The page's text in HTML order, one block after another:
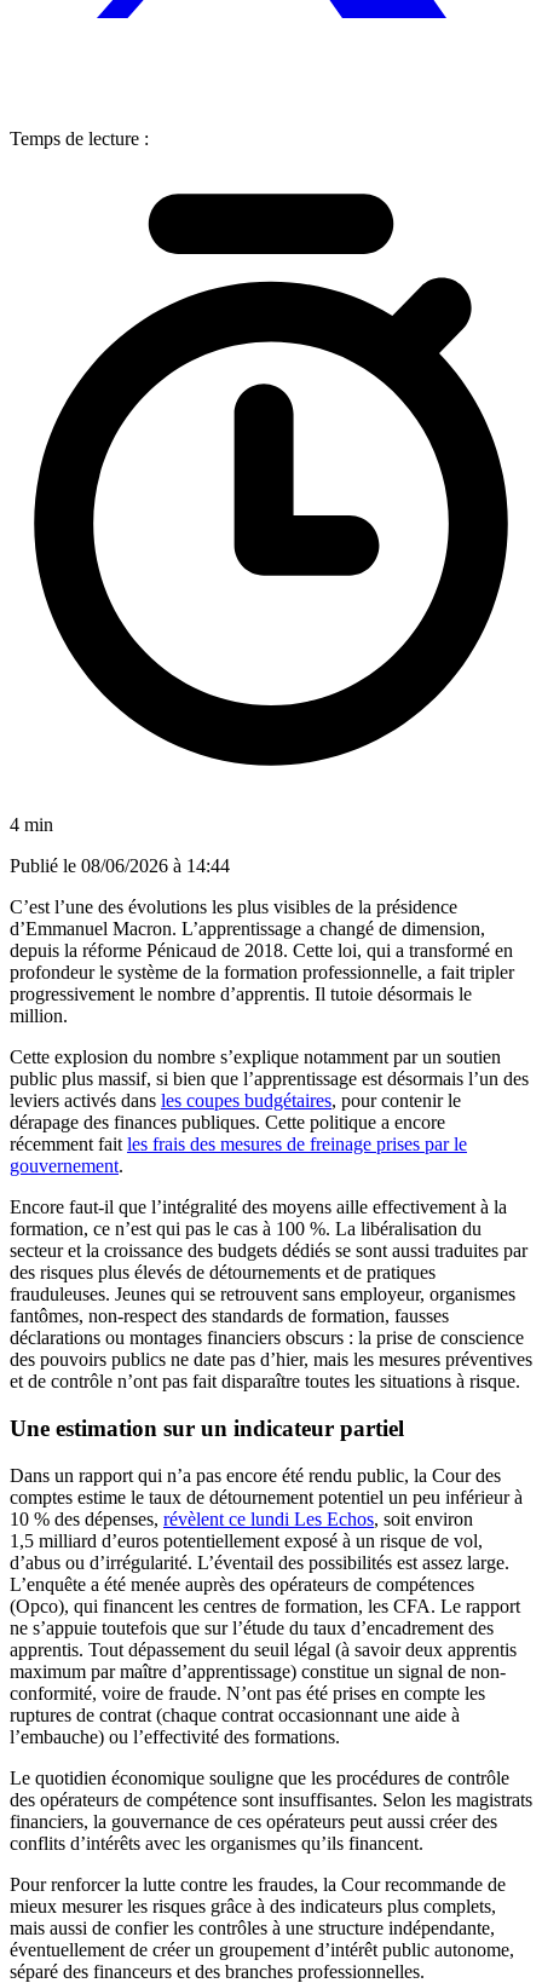
Temps de lecture :
4 min
Publié le 08/06/2026 à 14:44
C’est l’une des évolutions les plus visibles de la présidence
d’Emmanuel Macron. L’apprentissage a changé de dimension,
depuis la réforme Pénicaud de 2018. Cette loi, qui a transformé en
profondeur le système de la formation professionnelle, a fait tripler
progressivement le nombre d’apprentis. Il tutoie désormais le
million.
Cette explosion du nombre s’explique notamment par un soutien
public plus massif, si bien que l’apprentissage est désormais l’un des
leviers activés dans les coupes budgétaires, pour contenir le
dérapage des finances publiques. Cette politique a encore
récemment fait les frais des mesures de freinage prises par le
gouvernement.
Encore faut-il que l’intégralité des moyens aille effectivement à la
formation, ce n’est qui pas le cas à 100 %. La libéralisation du
secteur et la croissance des budgets dédiés se sont aussi traduites par
des risques plus élevés de détournements et de pratiques
frauduleuses. Jeunes qui se retrouvent sans employeur, organismes
fantômes, non-respect des standards de formation, fausses
déclarations ou montages financiers obscurs : la prise de conscience
des pouvoirs publics ne date pas d’hier, mais les mesures préventives
et de contrôle n’ont pas fait disparaître toutes les situations à risque.
Une estimation sur un indicateur partiel
Dans un rapport qui n’a pas encore été rendu public, la Cour des
comptes estime le taux de détournement potentiel un peu inférieur à
10 % des dépenses, révèlent ce lundi Les Echos, soit environ
1,5 milliard d’euros potentiellement exposé à un risque de vol,
d’abus ou d’irrégularité. L’éventail des possibilités est assez large.
L’enquête a été menée auprès des opérateurs de compétences
(Opco), qui financent les centres de formation, les CFA. Le rapport
ne s’appuie toutefois que sur l’étude du taux d’encadrement des
apprentis. Tout dépassement du seuil légal (à savoir deux apprentis
maximum par maître d’apprentissage) constitue un signal de non-
conformité, voire de fraude. N’ont pas été prises en compte les
ruptures de contrat (chaque contrat occasionnant une aide à
l’embauche) ou l’effectivité des formations.
Le quotidien économique souligne que les procédures de contrôle
des opérateurs de compétence sont insuffisantes. Selon les magistrats
financiers, la gouvernance de ces opérateurs peut aussi créer des
conflits d’intérêts avec les organismes qu’ils financent.
Pour renforcer la lutte contre les fraudes, la Cour recommande de
mieux mesurer les risques grâce à des indicateurs plus complets,
mais aussi de confier les contrôles à une structure indépendante,
éventuellement de créer un groupement d’intérêt public autonome,
séparé des financeurs et des branches professionnelles.